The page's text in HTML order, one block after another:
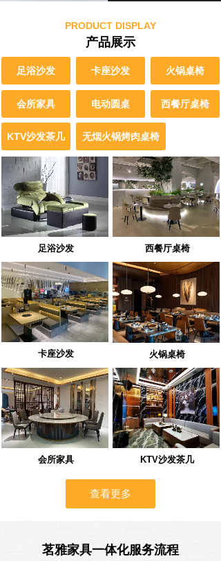
西餐厅桌椅
会所家具
KTV沙发茶几
PRODUCT DISPLAY
产品展示
足浴沙发 卡座沙发 火锅桌椅
电动圆桌
足浴沙发 西餐厅桌椅
卡座沙发 火锅桌椅
会所家具 KTV沙发茶几
查看更多
无烟火锅烤肉桌椅
茗雅家具一体化服务流程